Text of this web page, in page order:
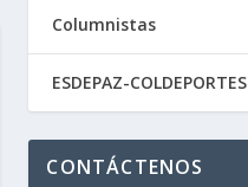
Columnistas
ESDEPAZ-COLDEPORTES
CONTÁCTENOS